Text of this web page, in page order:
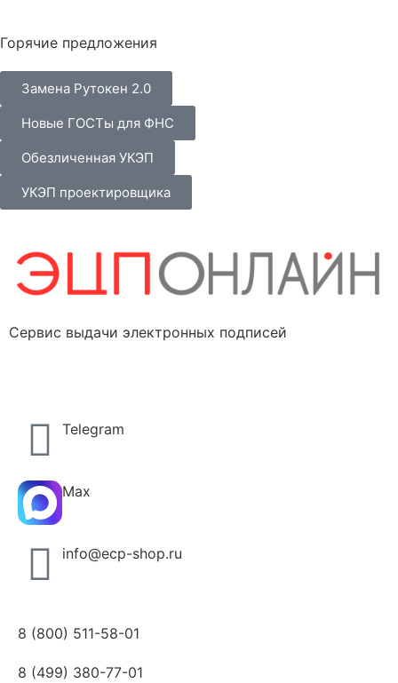
Горячие предложения
Замена Рутокен 2.0
Новые ГОСТы для ФНС
Обезличенная УКЭП
УКЭП проектировщика
Сервис выдачи электронных подписей
Telegram
Max
info@ecp-shop.ru
8 (800) 511-58-01
8 (499) 380-77-01